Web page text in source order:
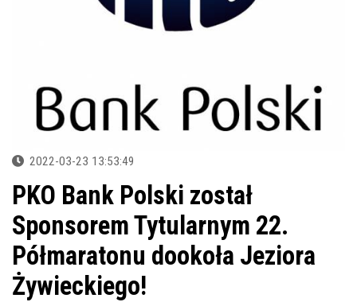
2022-03-23 13:53:49
PKO Bank Polski został
Sponsorem Tytularnym 22.
Półmaratonu dookoła Jeziora
Żywieckiego!